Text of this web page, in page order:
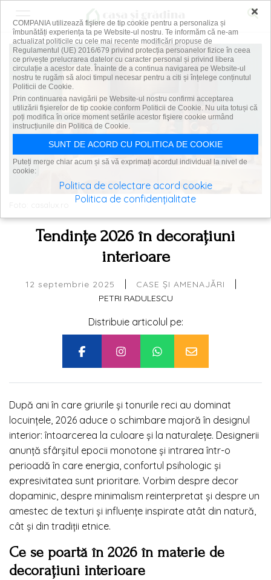
Tendințe 2026 în decorațiuni
interioare
12 septembrie 2025 CASE ȘI AMENAJĂRI
PETRI RADULESCU
Distribuie articolul pe:
După ani în care griurile și tonurile reci au dominat
locuințele, 2026 aduce o schimbare majoră în designul
interior: întoarcerea la culoare și la naturalețe. Designerii
anunță sfârșitul epocii monotone și intrarea într-o
perioadă în care energia, confortul psihologic și
expresivitatea sunt prioritare. Vorbim despre decor
dopaminic, despre minimalism reinterpretat și despre un
amestec de texturi și influențe inspirate atât din natură,
cât și din tradiții etnice.
Ce se poartă în 2026 în materie de
decorațiuni interioare
×
COMPANIA utilizează fişiere de tip cookie pentru a personaliza și
îmbunătăți experiența ta pe Website-ul nostru. Te informăm că ne-am
actualizat politicile cu cele mai recente modificări propuse de
Regulamentul (UE) 2016/679 privind protecția persoanelor fizice în ceea
ce privește prelucrarea datelor cu caracter personal și privind libera
circulație a acestor date. Înainte de a continua navigarea pe Website-ul
nostru te rugăm să aloci timpul necesar pentru a citi și înțelege conținutul
Politicii de Cookie.
Prin continuarea navigării pe Website-ul nostru confirmi acceptarea
utilizării fişierelor de tip cookie conform Politicii de Cookie. Nu uita totuși că
poți modifica în orice moment setările acestor fişiere cookie urmând
instrucțiunile din Politica de Cookie.
SUNT DE ACORD CU POLITICA DE COOKIE
Puteți merge chiar acum și să vă exprimați acordul individual la nivel de
cookie:
Politica de colectare acord cookie
Politica de confidențialitate